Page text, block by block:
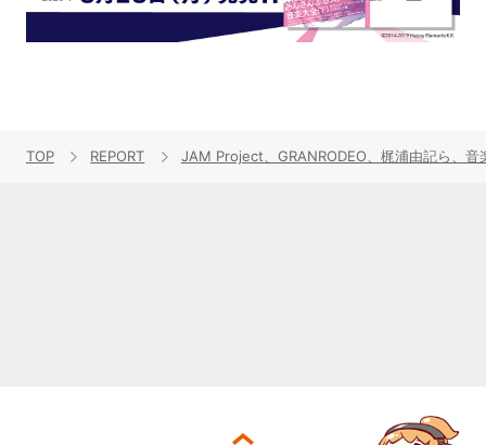
TOP REPORT JAM Project、GRANRODEO、梶浦由記ら、音